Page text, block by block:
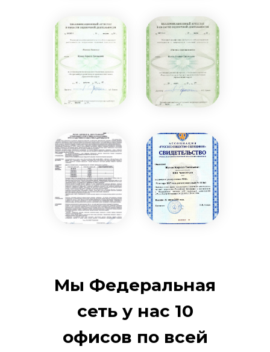
у нас10 офисов
по всей стране, и
мы постоянно
Мы Федеральная
сеть у нас 10
офисов по всей